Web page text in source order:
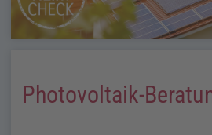
Photovoltaik-